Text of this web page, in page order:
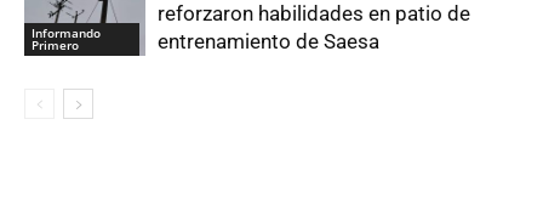
Informando
Primero
reforzaron habilidades en patio de
entrenamiento de Saesa